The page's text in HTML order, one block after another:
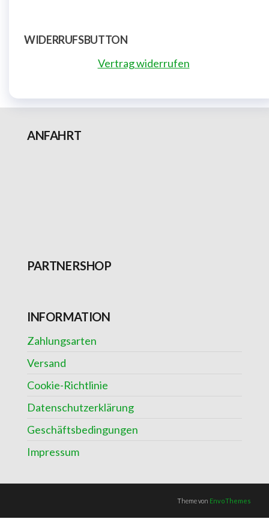
WIDERRUFSBUTTON
Vertrag widerrufen
ANFAHRT
PARTNERSHOP
INFORMATION
Zahlungsarten
Versand
Cookie-Richtlinie
Datenschutzerklärung
Geschäftsbedingungen
Impressum
Theme von EnvoThemes